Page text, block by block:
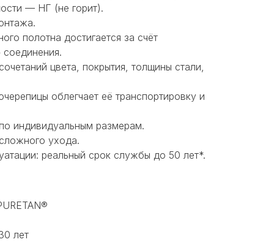
— НГ (не горит).
полотна достигается за счёт
цвета, покрытия, толщины стали,
облегчает её транспортировку и
индивидуальным размерам.
ухода.
реальный срок службы до 50 лет*.
лет